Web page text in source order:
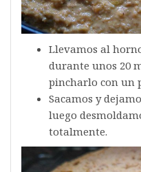
Llevamos al
durante unos 20
pincharlo con un
Sacamos y
luego
totalmente.